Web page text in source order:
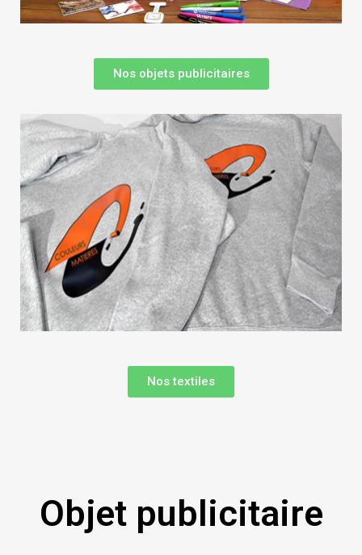
Nos objets publicitaires
Nos textiles
Objet publicitaire